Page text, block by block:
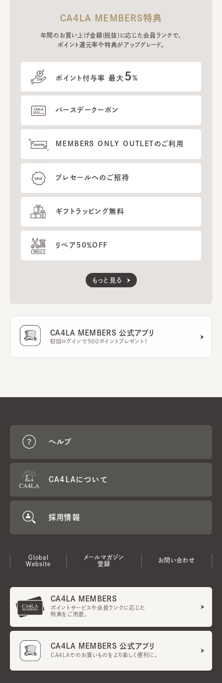
CA4LA MEMBERS特典
年間のお買い上げ金額(税抜)に応じた会員ランクで、
ポイント還元率や特典がアップグレード。
ポイント付与率 最大 5%
バースデークーポン
MEMBERS ONLY OUTLETのご利用
プレセールへのご招待
ギフトラッピング無料
リペア50％OFF
もっと見る
CA4LA MEMBERS 公式アプリ
初回ログインで500ポイントプレゼント！
ヘルプ
CA4LAについて
採用情報
Global
Website
メールマガジン
登録
お問い合わせ
CA4LA MEMBERS
ポイントサービスや会員ランクに応じた
特典をご用意。
CA4LA MEMBERS 公式アプリ
CA4LAでのお買いものをより楽しく便利に。